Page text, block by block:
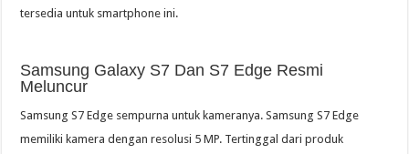
tersedia untuk smartphone ini.
Samsung Galaxy S7 Dan S7 Edge Resmi
Meluncur
Samsung S7 Edge sempurna untuk kameranya. Samsung S7 Edge
memiliki kamera dengan resolusi 5 MP. Tertinggal dari produk